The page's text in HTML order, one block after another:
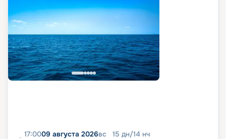
17:0009 августа 2026вс 15 дн/14 нч